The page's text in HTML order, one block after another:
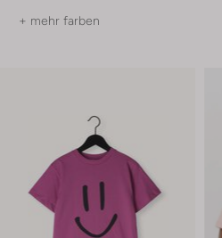
+ mehr farben